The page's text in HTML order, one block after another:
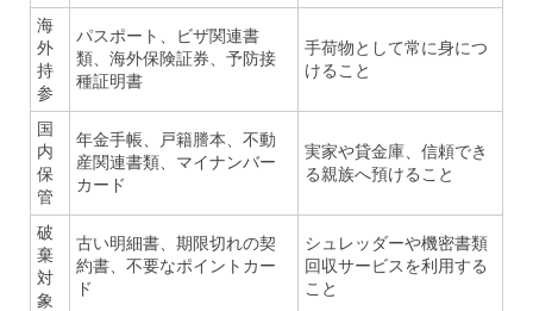
海
外
持
参
パスポート、ビザ関連書
類、海外保険証券、予防接
種証明書
手荷物として常に身につ
けること
国
内
保
管
年金手帳、戸籍謄本、不動
産関連書類、マイナンバー
カード
実家や貸金庫、信頼でき
る親族へ預けること
破
棄
対
象
古い明細書、期限切れの契
約書、不要なポイントカー
ド
シュレッダーや機密書類
回収サービスを利用する
こと